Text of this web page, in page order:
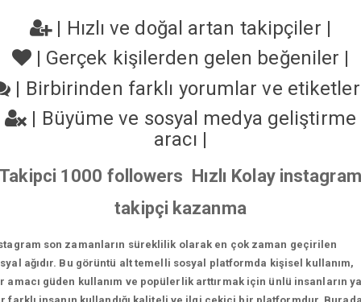
| Hızlı ve doğal artan takipçiler |
| Gerçek kişilerden gelen beğeniler |
| Birbirinden farklı yorumlar ve
| Büyüme ve sosyal medya geliştirme
aracı |
Takipci 1000 followers Hızlı Kolay instagram
takipçi kazanma
son zamanların süreklilik olarak en çok zaman geçirilen
ağıdır. Bu görüntü alt temelli sosyal platformda kişisel kullanım,
amacı güden kullanım ve popülerlik arttırmak için ünlü insanların